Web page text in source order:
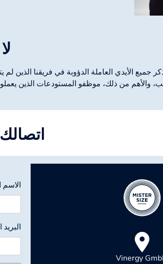
جميع الأيدي العاملة الدؤوبة في فريقنا الذين
والأهم من ذلك، موظفو المستودعات الذين
Vinergy